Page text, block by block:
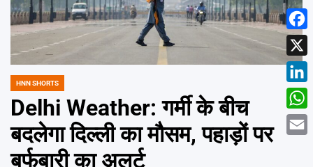
POSTED
HNN SHORTS
Delhi Weather: गर्मी के बीच
बदलेगा दिल्ली का मौसम, पहाड़ों पर
बर्फबारी का अलर्ट
X